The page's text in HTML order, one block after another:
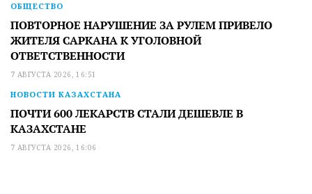
ОБЩЕСТВО
ПОВТОРНОЕ НАРУШЕНИЕ ЗА РУЛЕМ ПРИВЕЛО
ЖИТЕЛЯ САРКАНА К УГОЛОВНОЙ
ОТВЕТСТВЕННОСТИ
7 АВГУСТА 2026, 16:51
НОВОСТИ КАЗАХСТАНА
ПОЧТИ 600 ЛЕКАРСТВ СТАЛИ ДЕШЕВЛЕ В
КАЗАХСТАНЕ
7 АВГУСТА 2026, 16:06